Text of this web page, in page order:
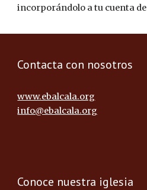
incorporándolo a tu cuenta de
Contacta con nosotros
www.ebalcala.org
info@ebalcala.org
Conoce nuestra iglesia